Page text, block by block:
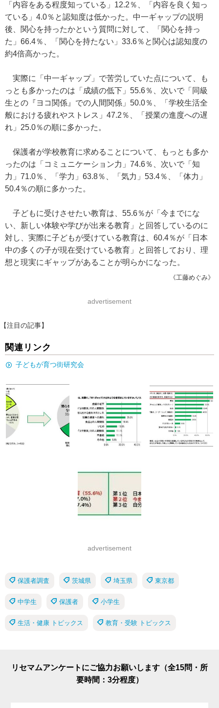
「内容をある程度知っている」12.2％、「内容を良く知っ
ている」4.0％と認知度は低かった。中一ギャップの説明
後、関心を持ったかという質問に対して、「関心を持っ
た」66.4％、「関心を持たない」33.6％と関心は認知度の
約4倍高かった。
実際に「中一ギャップ」で苦労していた点について、も
っとも多かったのは「成績の低下」55.6％、次いで「同級
生との『ヨコ関係』での人間関係」50.0％、「学校生活全
般における疲れやストレス」47.2％、「授業の進度への遅
れ」25.0％の順に多かった。
保護者が学校教育に求めることについて、もっとも多か
ったのは「コミュニケーション力」74.6％、次いで「知
力」71.0％、「学力」63.8％、「気力」53.4％、「体力」
50.4％の順に多かった。
子どもに受けさせたい教育は、55.6％が「今までにな
い、新しい体験や学びが出来る教育」と回答しているのに
対し、実際に子どもが受けている教育は、60.4％が「日本
中の多くの子が現在受けている教育」と回答しており、理
想と現実にギャップがあることが明らかになった。
《工藤めぐみ》
advertisement
【注目の記事】
関連リンク
子どもが育つ街研究会
advertisement
保護者調査 茨城県 埼玉県 東京都
中学生 保護者 小学生
生活・健康 トピックス 教育・受験 トピックス
リセマムアンケートにご協力お願いします（全15問・所
要時間：3分程度）